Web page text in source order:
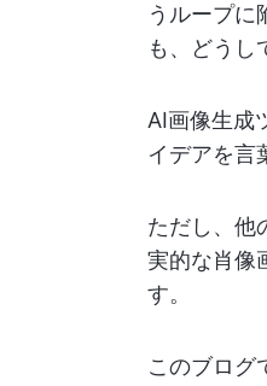
うループに
も、どうし
AI画像生成
イデアを言
ただし、他
実的な肖像
す。
このブログ